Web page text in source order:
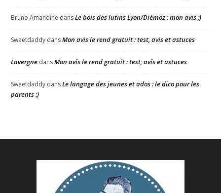
Bruno Amandine dansLe bois des lutins Lyon/Diémoz : mon avis ;)
Sweetdaddy dansMon avis le rend gratuit : test, avis et astuces
Lavergne dansMon avis le rend gratuit : test, avis et astuces
Sweetdaddy dansLe langage des jeunes et ados : le dico pour les
parents :)